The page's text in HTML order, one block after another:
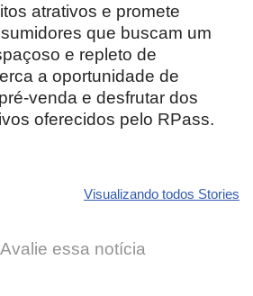
atrativos e promete
que buscam um
e repleto de
a oportunidade de
venda e desfrutar dos
oferecidos pelo RPass.
Visualizando todos Stories
Dodge pode ter
de emoção
que
Avalie essa notícia